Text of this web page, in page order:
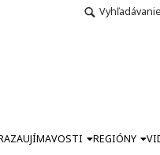
Vyhľadávanie
ZAUJÍMAVOSTI REGIÓNY